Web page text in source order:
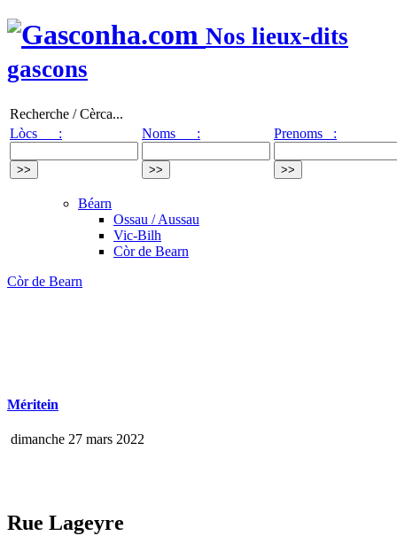
Nos lieux-dits
gascons
Recherche / Cèrca...
Lòcs :
Noms : Prenoms :
Béarn
Ossau / Aussau
Vic-Bilh
Còr de Bearn
Còr de Bearn
Méritein
dimanche 27 mars 2022
Rue Lageyre